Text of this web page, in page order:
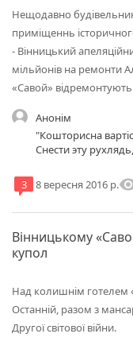
Нещодавно
приміщеннь
- Вінницький
мільйонів на ремонти
«Савой»
Анонім
"Кошторисна
Снести эту
3
8 вересня 2016 р.
Вінницькому
купол
Над колишнім готелем
Останній, разом з
Другої світової війни.